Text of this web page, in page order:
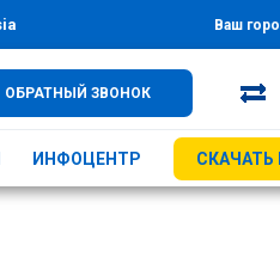
Ваш
ОБРАТНЫЙ ЗВОНОК
ИНФОЦЕНТР СКАЧАТЬ